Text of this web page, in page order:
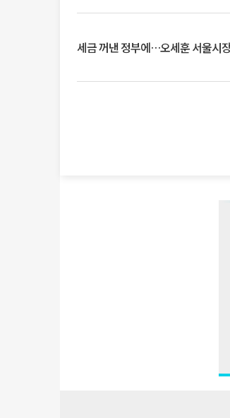
세금 꺼낸 정부에…오세훈 서울시